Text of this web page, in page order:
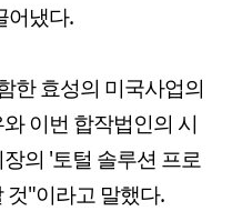
어냈다.
한 효성의 미국사업의
이번 합작법인의 시
의 '토털 솔루션 프로
"이라고 말했다.